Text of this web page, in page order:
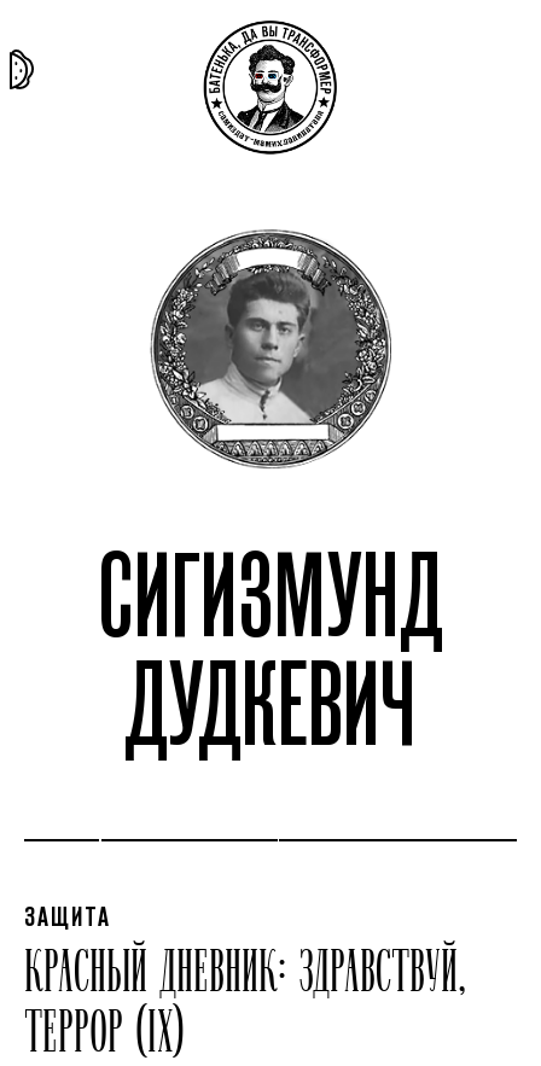
СИГИЗМУНД
ДУДКЕВИЧ
ЗАЩИТА
КРАСНЫЙ ДНЕВНИК: ЗДРАВСТВУЙ,
ТЕРРОР (IX)